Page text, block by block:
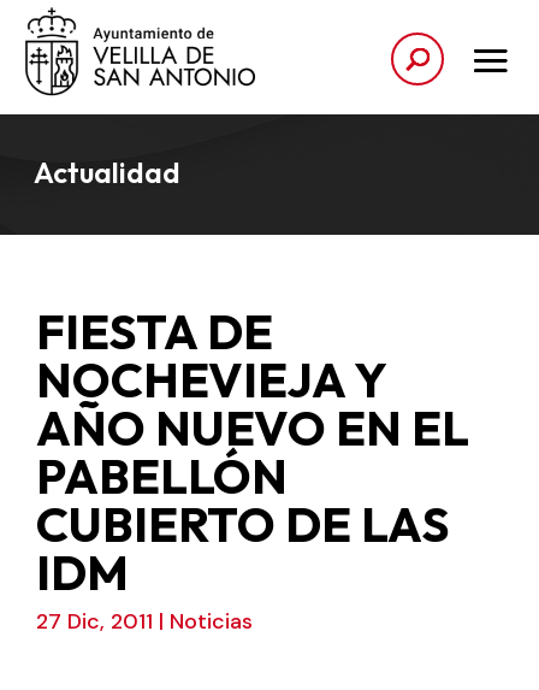
Actualidad
FIESTA DE
NOCHEVIEJA Y
AÑO NUEVO EN EL
PABELLÓN
CUBIERTO DE LAS
IDM
27 Dic, 2011 | Noticias